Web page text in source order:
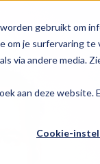
gebruikt om
je surfervaring
via andere media.
aan deze
Cookie-